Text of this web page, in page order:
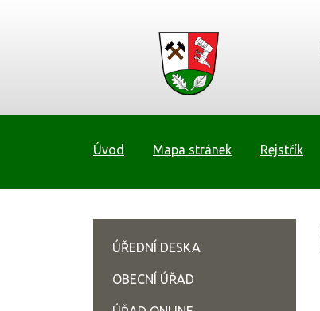
Úvod Mapa stránek Rejstřík
ÚŘEDNÍ DESKA
OBECNÍ ÚŘAD